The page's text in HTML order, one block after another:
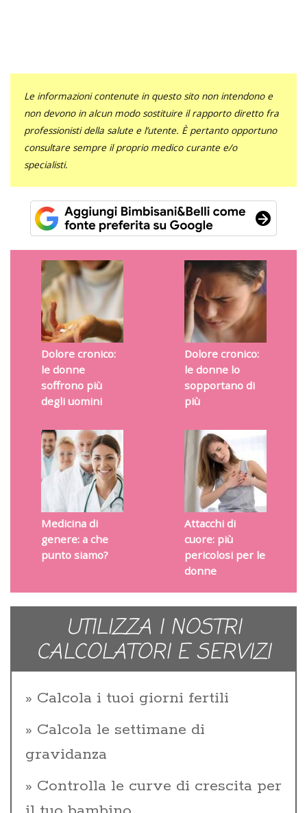
Le informazioni contenute in questo sito non intendono e
non devono in alcun modo sostituire il rapporto diretto fra
professionisti della salute e l’utente. È pertanto opportuno
consultare sempre il proprio medico curante e/o
specialisti.
Dolore cronico:
le donne
soffrono più
degli uomini
Dolore cronico:
le donne lo
sopportano di
più
Medicina di
genere: a che
punto siamo?
Attacchi di
cuore: più
pericolosi per le
donne
UTILIZZA I NOSTRI
CALCOLATORI E SERVIZI
Calcola i tuoi giorni fertili
Calcola le settimane di
gravidanza
Controlla le curve di crescita per